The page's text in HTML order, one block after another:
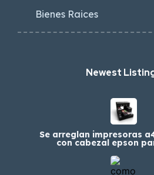
Bienes Raices
Newest
Se arreglan impresoras
con cabezal epson